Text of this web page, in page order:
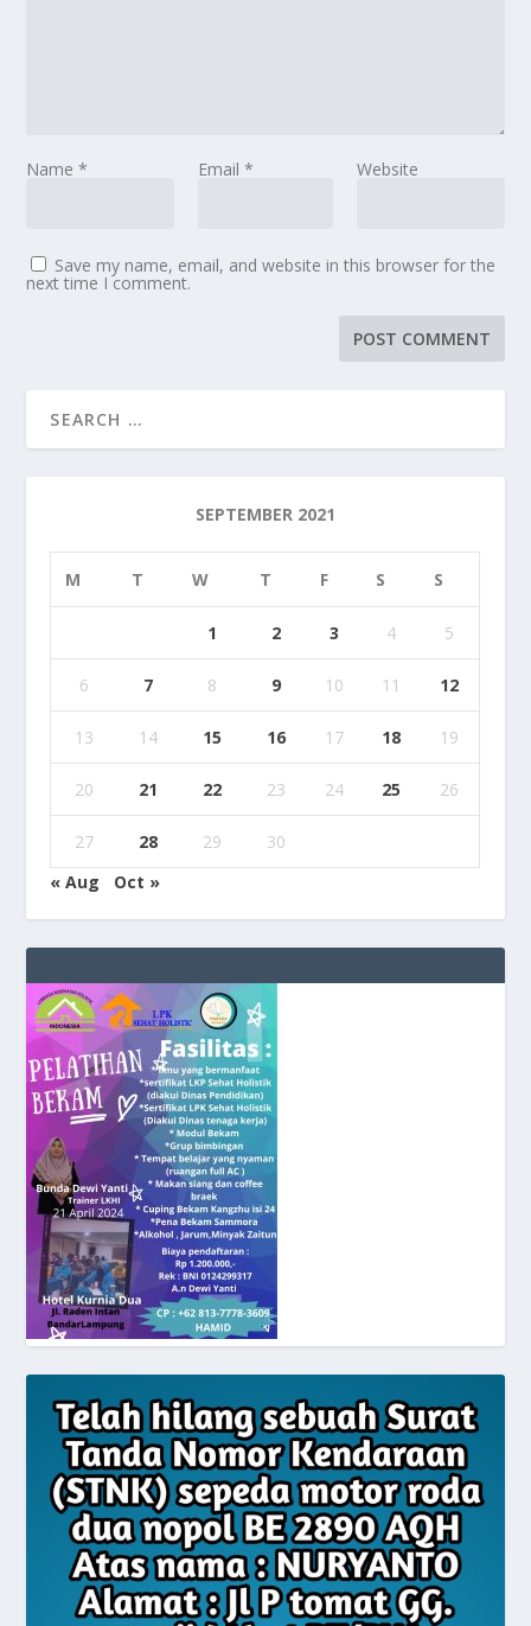
Name* Email * Website
Save my name, email, and website in this browser for the
next time I comment.
SEPTEMBER 2021
M T W T F S S
1 2 3 4 5
6 7 8 9 10 11 12
13 14 15 16 17 18 19
20 21 22 23 24 25 26
27 28 29
30
« Aug
Oct »